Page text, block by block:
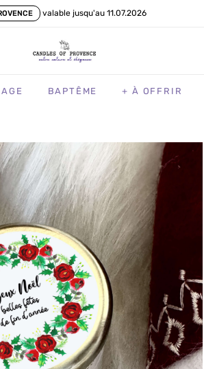
valable jusqu'au 11.07.2026
BAPTÊME + À OFFRIR